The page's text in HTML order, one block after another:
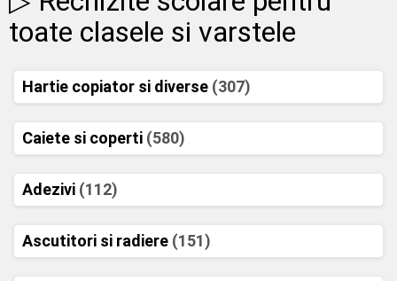
toate clasele si varstele
Hartie copiator si diverse (307)
Caiete si coperti (580)
Adezivi (112)
Ascutitori si radiere (151)